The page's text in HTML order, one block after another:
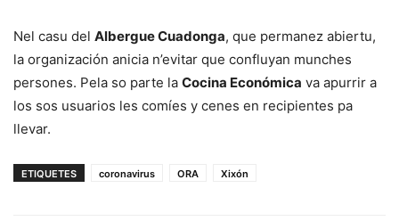
Nel casu del Albergue Cuadonga, que permanez abiertu,
la organización anicia n’evitar que confluyan munches
persones. Pela so parte la Cocina Económica va apurrir a
los sos usuarios les comíes y cenes en recipientes pa
llevar.
ETIQUETES coronavirus ORA Xixón